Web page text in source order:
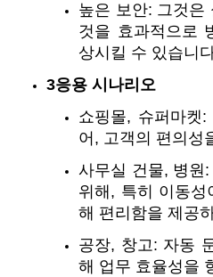
높은 보안: 그것은
것을 효과적으로
상시킬 수 있습니
3응용 시나리오
쇼핑몰, 슈퍼마켓
어, 고객의 편의성
사무실 건물, 병원:
위해, 특히 이동성
해 편리함을 제공
공장, 창고: 자동
해 업무 효율성을